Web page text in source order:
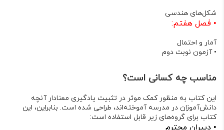
شکل‌های هندسی
• فصل هفتم:
آمار و احتمال
•آزمون نوبت دوم
مناسب چه کسانی است؟
این کتاب به منظور کمک موثر در تثبیت یادگیری معنادار آنچه
دانش‌آموزان در مدرسه آموخته‌اند، طراحی شده است. بنابراین، این
کتاب برای گروه‌های زیر قابل استفاده است:
• دبیران محترم